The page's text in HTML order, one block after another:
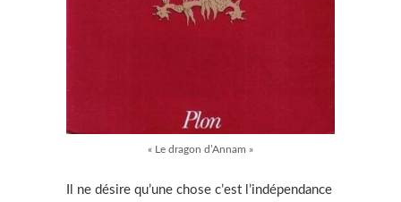
« Le dragon d’Annam »
Il ne désire qu’une chose c’est l’indépendance